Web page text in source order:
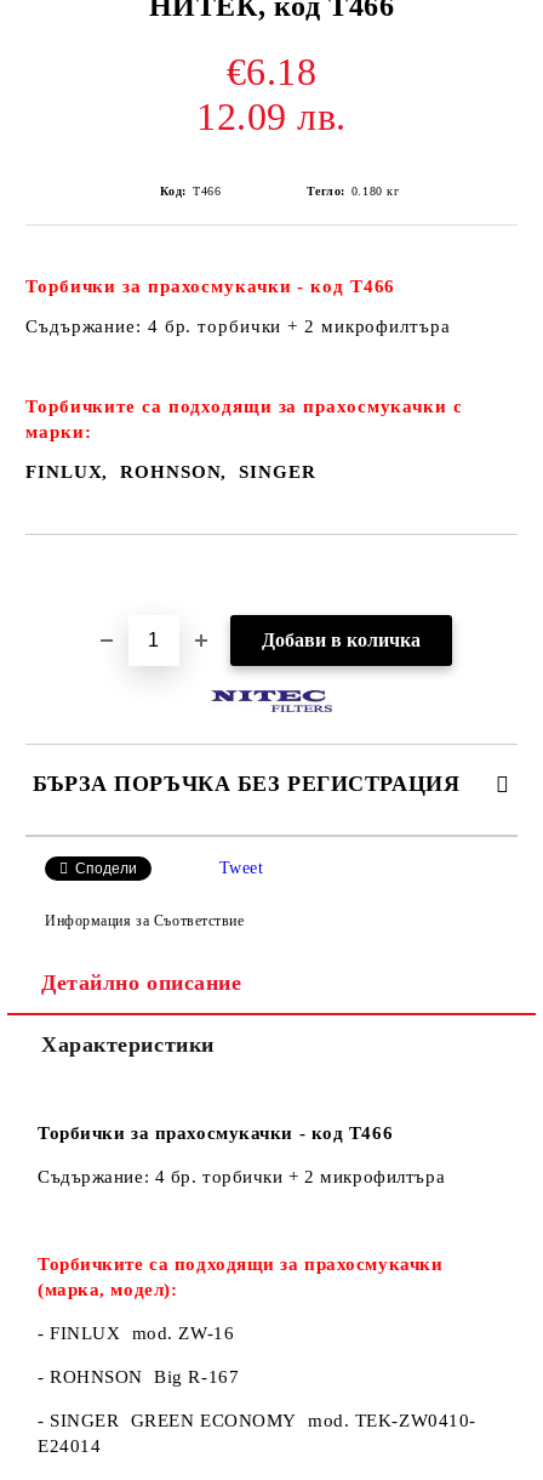
€6.18
12.09 лв.
Код: Т466 Тегло: 0.180 кг
Торбички за прахосмукачки - код Т466
Съдържание: 4 бр. торбички + 2 микрофилтъра
Торбичките са подходящи за прахосмукачки с
марки:
FINLUX, ROHNSON,SINGER
БЪРЗА ПОРЪЧКА БЕЗ РЕГИСТРАЦИЯ
Ние ще се свържем с вас в рамките на работния ден.
Сподели Tweet
Информация за Съответствие
Детайлно описание
Характеристики
Торбички за прахосмукачки - код Т466
Съдържание: 4 бр. торбички + 2 микрофилтъра
Торбичките са подходящи за прахосмукачки
(марка, модел):
- FINLUX mod. ZW-16
- ROHNSON Big R-167
- SINGER GREEN ECONOMY mod. TEK-ZW0410-
E24014